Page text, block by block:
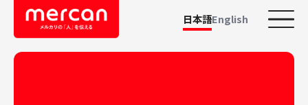
日本語English